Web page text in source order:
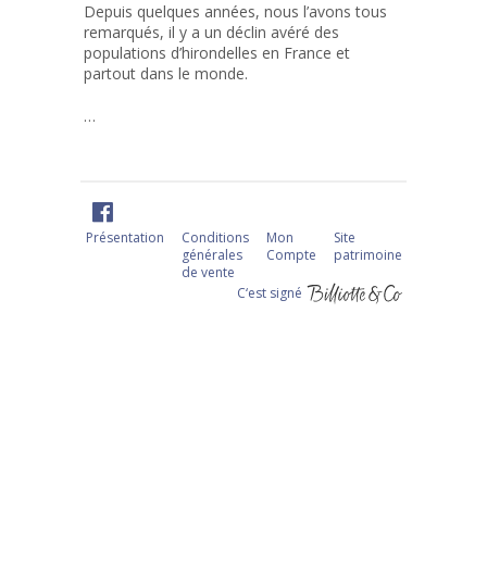
Depuis quelques années, nous l’avons tous
remarqués, il y a un déclin avéré des
populations d’hirondelles en France et
partout dans le monde.
…
Présentation
Conditions
générales
de vente
Mon
Compte
Site
patrimoine
C‘est signé